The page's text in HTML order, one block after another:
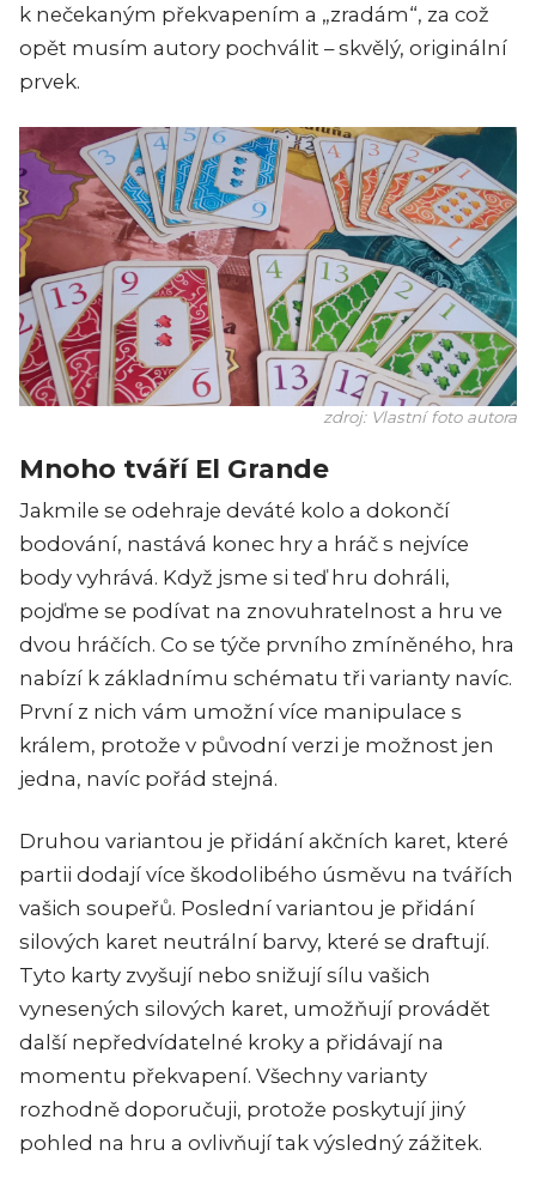
k nečekaným překvapením a „zradám“, za což
opět musím autory pochválit – skvělý, originální
prvek.
zdroj: Vlastní foto autora
Mnoho tváří El Grande
Jakmile se odehraje deváté kolo a dokončí
bodování, nastává konec hry a hráč s nejvíce
body vyhrává. Když jsme si teď hru dohráli,
pojďme se podívat na znovuhratelnost a hru ve
dvou hráčích. Co se týče prvního zmíněného, hra
nabízí k základnímu schématu tři varianty navíc.
První z nich vám umožní více manipulace s
králem, protože v původní verzi je možnost jen
jedna, navíc pořád stejná.
Druhou variantou je přidání akčních karet, které
partii dodají více škodolibého úsměvu na tvářích
vašich soupeřů. Poslední variantou je přidání
silových karet neutrální barvy, které se draftují.
Tyto karty zvyšují nebo snižují sílu vašich
vynesených silových karet, umožňují provádět
další nepředvídatelné kroky a přidávají na
momentu překvapení. Všechny varianty
rozhodně doporučuji, protože poskytují jiný
pohled na hru a ovlivňují tak výsledný zážitek.